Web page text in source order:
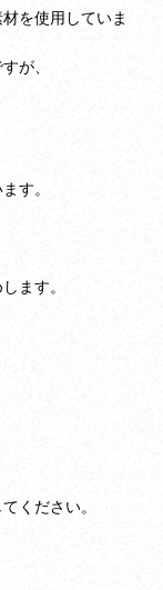
を使用していま
が、
す。
ます。
ください。